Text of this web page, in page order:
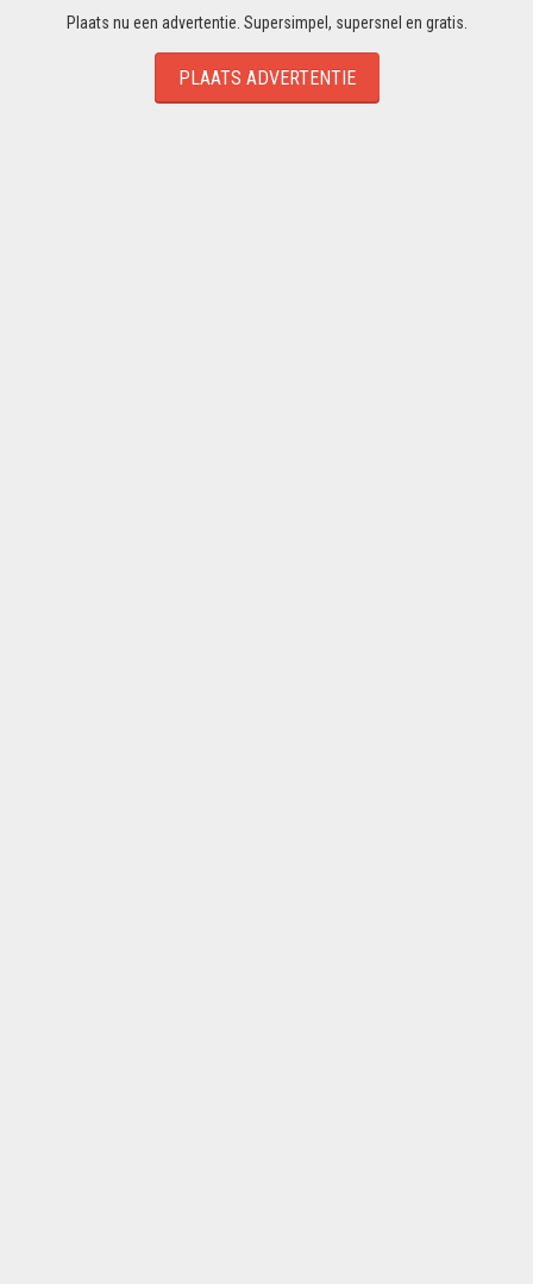
Plaats nu een advertentie. Supersimpel, supersnel en gratis.
PLAATS ADVERTENTIE